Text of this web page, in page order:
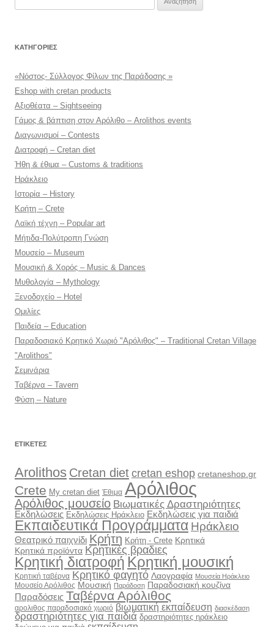
KΑΤΗΓΟΡΊΕΣ
«Νόστος- Σύλλογος Φίλων της Παράδοσης »
Eshop with cretan products
Αξιοθέατα – Sightseeing
Γάμος & βάπτιση στον Αρόλιθο – Arolithos events
Διαγωνισμοί – Contests
Διατροφή – Cretan diet
Ήθη & έθιμα – Customs & traditions
Ηράκλειο
Ιστορία – History
Κρήτη – Crete
Λαϊκή τέχνη – Popular art
Μήτιδα-Πολύτροπη Γνώση
Μουσείο – Museum
Μουσική & Χορός – Music & Dances
Μυθολογία – Mythology
Ξενοδοχείο – Hotel
Ομιλίες
Παιδεία – Education
Παραδοσιακό Κρητικό Χωριό "Αρόλιθος" – Traditional Cretan Village
"Arolithos"
Σεμινάρια
Ταβέρνα – Tavern
Φύση – Nature
ΕΤΙΚΈΤΕΣ
Arolithos Cretan dietcretan eshop cretaneshop.gr
Crete My cretan diet Έθιμα Αρόλιθος
Αρόλιθος μουσείο Βιωματικές Δραστηριότητες
Εκδηλώσεις Εκδηλώσεις Ηράκλειο Εκδηλώσεις για παιδιά
Εκπαιδευτικά Προγράμματα Ηράκλειο
Θεατρικό παιχνίδι Κρήτη Κρήτη - Crete Κρητικά
Κρητικά προϊόντα Κρητικές βραδιες
Κρητική διατροφή Κρητική μουσική
Κρητική ταβέρνα Κρητικό φαγητό Λαογραφία Μουσεία Ηράκλειο
Μουσείο Αρόλιθος Μουσική Παράδοση Παραδοσιακή κουζίνα
Παραδόσεις Ταβέρνα Αρόλιθος
αρολιθος παραδοσιακό χωριό βιωματική εκπαίδευση διασκέδαση
δραστηριότητες για παιδιά δραστηριότητες ηράκλειο